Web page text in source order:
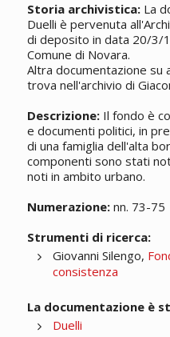
Storia archivistica:La
Duelli è pervenuta
di deposito in data 20/3/
Comune di Novara.
Altra documentazione su
trova nell'archivio di
Descrizione:Il fondo è
e documenti politici, in
di una famiglia dell'alta
componenti sono stati
noti in ambito urbano.
Numerazione:nn. 73-75
Strumenti di ricerca:
Giovanni Silengo,
consistenza
La documentazione è
Duelli